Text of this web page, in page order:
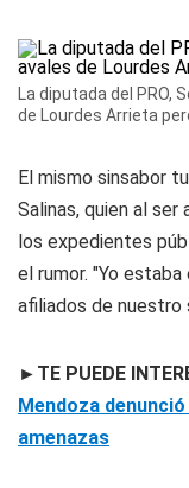
La diputada del PRO,
de Lourdes Arrieta
El mismo sinsabor
Salinas, quien al
los expedientes
el rumor. "Yo
afiliados de
►TE PUEDE
Mendoza
amenazas